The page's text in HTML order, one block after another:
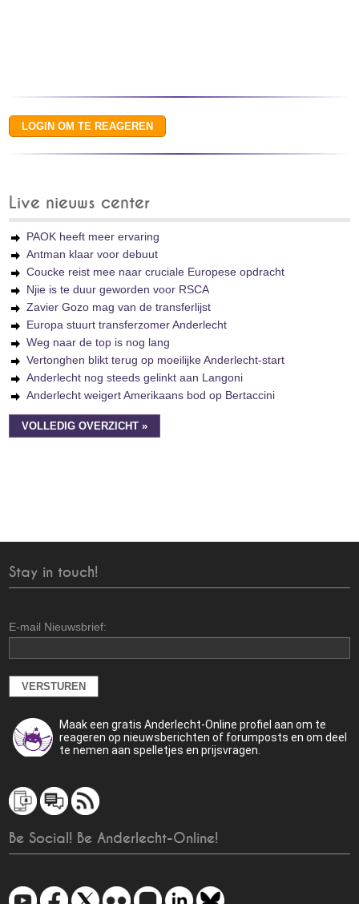
Live nieuws center
PAOK heeft meer ervaring
Antman klaar voor debuut
Coucke reist mee naar cruciale Europese opdracht
Njie is te duur geworden voor RSCA
Zavier Gozo mag van de transferlijst
Europa stuurt transferzomer Anderlecht
Weg naar de top is nog lang
Vertonghen blikt terug op moeilijke Anderlecht-start
Anderlecht nog steeds gelinkt aan Langoni
Anderlecht weigert Amerikaans bod op Bertaccini
VOLLEDIG OVERZICHT »
Stay in touch!
E-mail Nieuwsbrief:
Maak een gratis Anderlecht-Online profiel aan om te
reageren op nieuwsberichten of forumposts en om deel
te nemen aan spelletjes en prijsvragen.
Be Social! Be Anderlecht-Online!